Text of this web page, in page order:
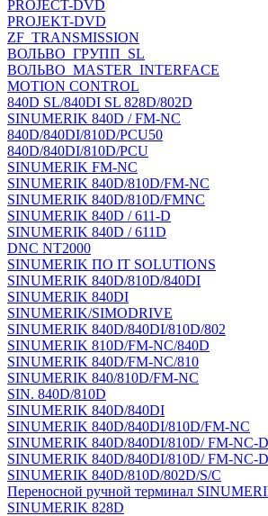
PROJECT-DVD
PROJEKT-DVD
ZF_TRANSMISSION
ВОЛЬВО_ГРУПП_SL
ВОЛЬВО_MASTER_INTERFACE
MOTION CONTROL
840D SL/840DI SL 828D/802D
SINUMERIK 840D / FM-NC
840D/840DI/810D/PCU50
840D/840DI/810D/PCU
SINUMERIK FM-NC
SINUMERIK 840D/810D/FM-NC
SINUMERIK 840D/810D/FMNC
SINUMERIK 840D / 611-D
SINUMERIK 840D / 611D
DNC NT2000
SINUMERIK ПО IT SOLUTIONS
SINUMERIK 840D/810D/840DI
SINUMERIK 840DI
SINUMERIK/SIMODRIVE
SINUMERIK 840D/840DI/810D/802
SINUMERIK 810D/FM-NC/840D
SINUMERIK 840D/FM-NC/810
SINUMERIK 840/810D/FM-NC
SIN. 840D/810D
SINUMERIK 840D/840DI
SINUMERIK 840D/840DI/810D/FM-NC
SINUMERIK 840D/840DI/810D/ FM-NC-
SINUMERIK 840D/840DI/810D/ FM-NC-
SINUMERIK 840D/810D/802D/S/C
Переносной ручной терминал
SINUMERIK 828D